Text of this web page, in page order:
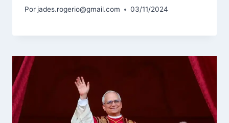
Por jades.rogerio@gmail.com 03/11/2024